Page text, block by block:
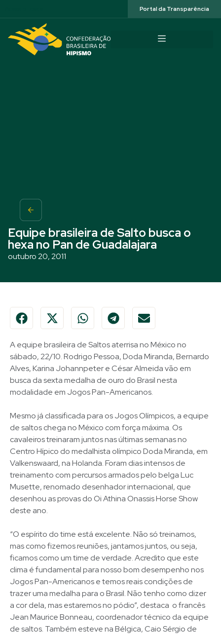
Portal da Transparência
Equipe brasileira de Salto busca o
hexa no Pan de Guadalajara
outubro 20, 2011
A equipe brasileira de Saltos aterrisa no México no
sábado, 22/10. Rodrigo Pessoa, Doda Miranda, Bernardo
Alves, Karina Johannpeter e César Almeida vão em
busca da sexta medalha de ouro do Brasil nesta
modalidade em Jogos Pan-Americanos.
Mesmo já classificada para os Jogos Olímpicos, a equipe
de saltos chega no México com força máxima. Os
cavaleiros treinaram juntos nas últimas semanas no
Centro Hípico do medalhista olímpico Doda Miranda, em
Valkenswaard, na Holanda. Foram dias intensos de
treinamento com percursos armados pelo belga Luc
Musette, renomado desenhador internacional, que
desenhou as provas do Oi Athina Onassis Horse Show
deste ano.
“O espírito do time está excelente. Não só treinamos,
mas como fizemos reuniões, jantamos juntos, ou seja,
ficamos como um time de verdade. Acredito que este
clima é fundamental para nosso bom desempenho nos
Jogos Pan-Americanos e temos reais condições de
trazer uma medalha para o Brasil. Não tenho como dizer
a cor dela, mas estaremos no pódio”, destaca o francês
Jean Maurice Bonneau, coordenador técnico da equipe
de saltos. Também esteve na Bélgica, Caio Sérgio de